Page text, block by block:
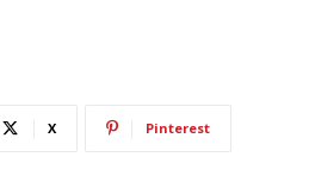
X Pinterest